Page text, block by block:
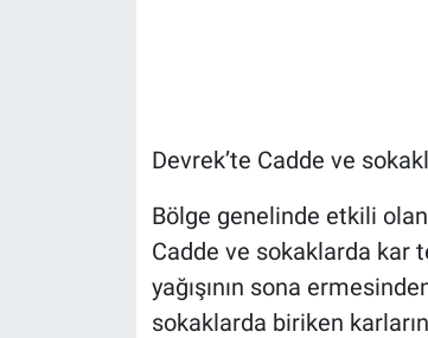
Devrek’te Cadde ve
Bölge genelinde etkili olan
Cadde ve sokaklarda kar
yağışının sona
sokaklarda biriken